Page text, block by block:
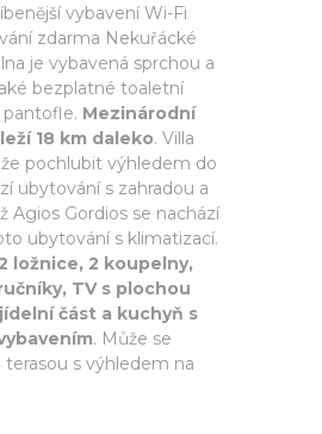
vybavení Wi-Fi
zdarma Nekuřácké
je vybavená sprchou a
bezplatné toaletní
Mezinárodní
18 km daleko. Villa
pochlubit výhledem do
ubytování s zahradou a
Agios Gordios se nachází
ubytování s klimatizací.
ložnice, 2 koupelny,
TV s plochou
část a kuchyň s
. Může se
s výhledem na